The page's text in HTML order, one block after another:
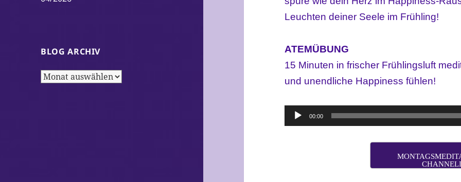
BLOG ARCHIV
Blog
Leuchten deiner Seele im Frühling!
ATEMÜBUNG
15 Minuten in frischer Frühlingsluft
und unendliche Happiness fühlen!
Audio-
Player
00:00